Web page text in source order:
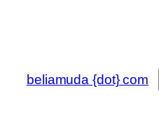
beliamuda {dot} com